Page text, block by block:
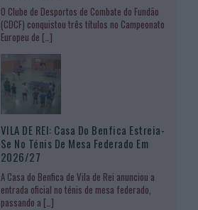
O Clube de Desportos de Combate do Fundão
(CDCF) conquistou três títulos no Campeonato
Europeu de […]
VILA DE REI: Casa Do Benfica Estreia-
Se No Ténis De Mesa Federado Em
2026/27
A Casa do Benfica de Vila de Rei anunciou a
entrada oficial no ténis de mesa federado,
passando a […]